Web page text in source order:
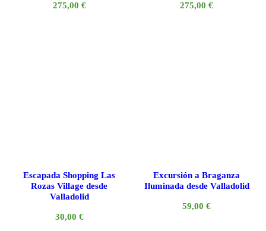
275,00 € 275,00€
Escapada Shopping Las
Rozas Village desde
Valladolid
30,00 €
Excursión a Braganza
Iluminada desde Valladolid
59,00€